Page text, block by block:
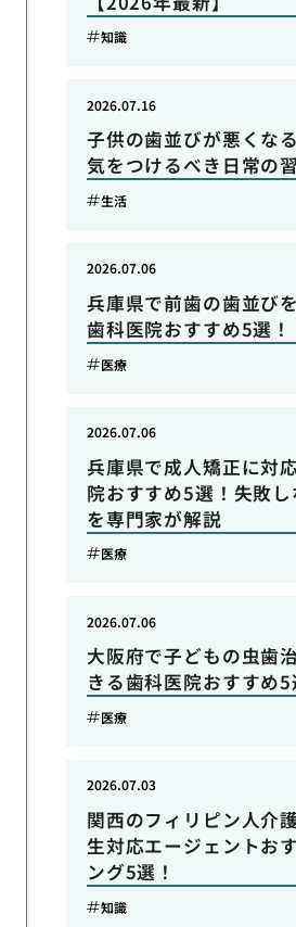
知識
子供の歯並びが悪くな
気をつけるべき日常の
2026.07.16
生活
兵庫県で前歯の歯並び
歯科医院おすすめ5選！
2026.07.06
医療
兵庫県で成人矯正に対
院おすすめ5選！失敗
を専門家が解説
2026.07.06
医療
大阪府で子どもの虫歯
きる歯科医院おすすめ5
2026.07.06
医療
関西のフィリピン人介
生対応エージェントお
ング5選！
2026.07.03
知識